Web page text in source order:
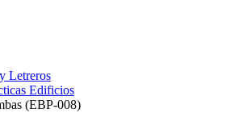
Letreros
Edificios
(EBP-008)